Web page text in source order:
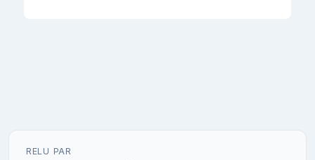
RELU PAR